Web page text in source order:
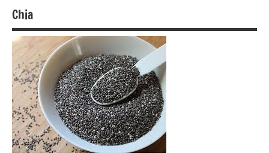
Alimentação
Saudável
Dicas
de
Dieta
Chia